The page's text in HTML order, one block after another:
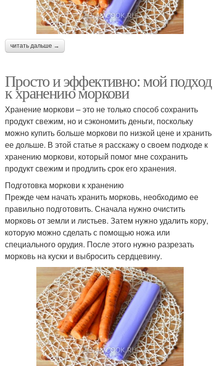
читать дальше →
Просто и эффективно: мой подход
к хранению моркови
Хранение моркови – это не только способ сохранить
продукт свежим, но и сэкономить деньги, поскольку
можно купить больше моркови по низкой цене и хранить
ее дольше. В этой статье я расскажу о своем подходе к
хранению моркови, который помог мне сохранить
продукт свежим и продлить срок его хранения.
Подготовка моркови к хранению
Прежде чем начать хранить морковь, необходимо ее
правильно подготовить. Сначала нужно очистить
морковь от земли и листьев. Затем нужно удалить кору,
которую можно сделать с помощью ножа или
специального орудия. После этого нужно разрезать
морковь на куски и выбросить сердцевину.